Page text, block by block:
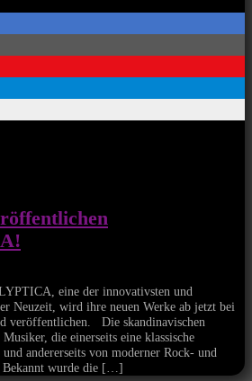
eine der innovativsten und
Neuzeit, wird ihre neuen Werke ab jetzt bei
veröffentlichen. Die skandinavischen
die einerseits eine klassische
andererseits von moderner Rock- und
Bekannt wurde die […]